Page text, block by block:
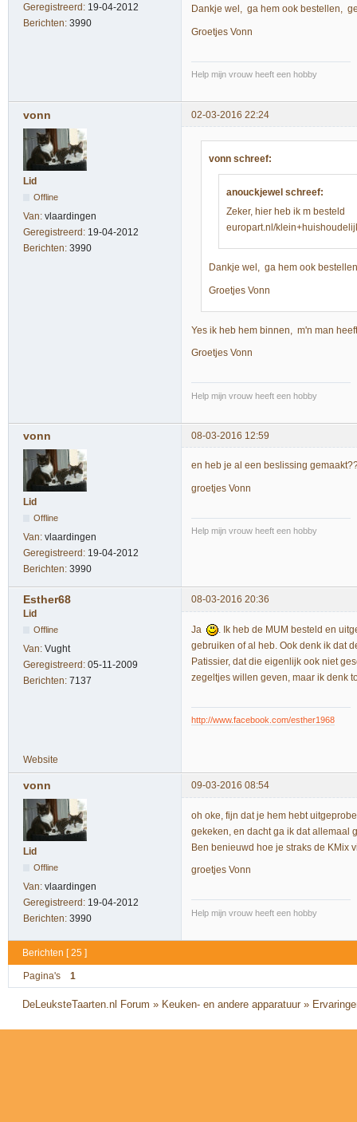
Geregistreerd: 19-04-2012
Berichten: 3990
Dankje wel, ga hem ook bestellen,
Groetjes Vonn
Help mijn vrouw heeft een hobby
vonn 02-03-2016 22:24
Lid
Offline
Van: vlaardingen
Geregistreerd: 19-04-2012
Berichten: 3990
vonn schreef:
anouckjewel schreef:
Zeker, hier heb ik m besteld
europart.nl/
Dankje wel, ga hem ook
Groetjes Vonn
Yes ik heb hem binnen, m'n man
Groetjes Vonn
Help mijn vrouw heeft een hobby
vonn 08-03-2016 12:59
Lid
Offline
Van: vlaardingen
Geregistreerd: 19-04-2012
Berichten: 3990
en heb je al een beslissing
groetjes Vonn
Help mijn vrouw heeft een hobby
Esther68
08-03-2016 20:36
Lid
Offline
Van: Vught
Geregistreerd: 05-11-2009
Berichten: 7137
Ja
. Ik heb de MUM besteld en
gebruiken of al heb. Ook denk ik dat
Patissier, dat die eigenlijk ook niet
zegeltjes willen geven, maar ik denk
http://www.facebook.com/esther1968
Website
vonn 09-03-2016 08:54
Lid
Offline
Van: vlaardingen
Geregistreerd: 19-04-2012
Berichten: 3990
oh oke, fijn dat je hem hebt
gekeken, en dacht ga ik dat allemaal
Ben benieuwd hoe je straks de KMix
groetjes Vonn
Help mijn vrouw heeft een hobby
Berichten [ 25 ]
Pagina's 1
DeLeuksteTaarten.nl Forum » Keuken- en andere apparatuur »